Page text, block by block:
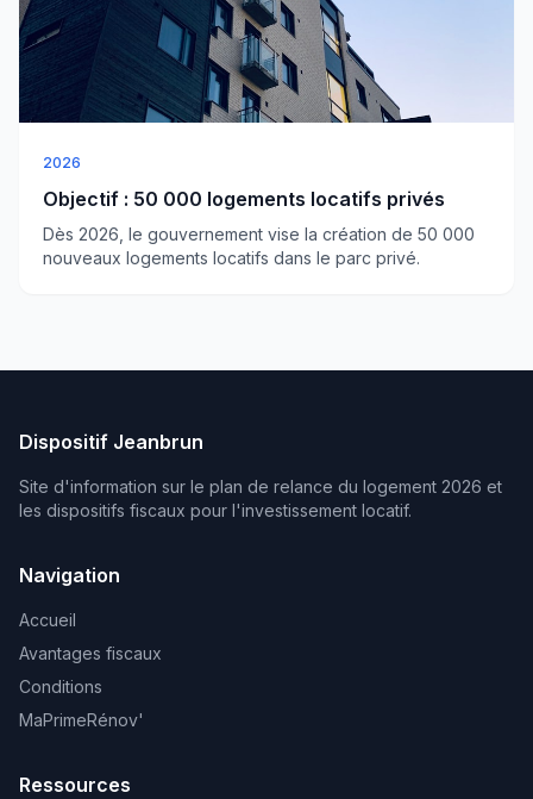
2026
Objectif : 50 000 logements locatifs privés
Dès 2026, le gouvernement vise la création de 50 000
nouveaux logements locatifs dans le parc privé.
Dispositif Jeanbrun
Site d'information sur le plan de relance du logement 2026 et
les dispositifs fiscaux pour l'investissement locatif.
Navigation
Accueil
Avantages fiscaux
Conditions
MaPrimeRénov'
Ressources